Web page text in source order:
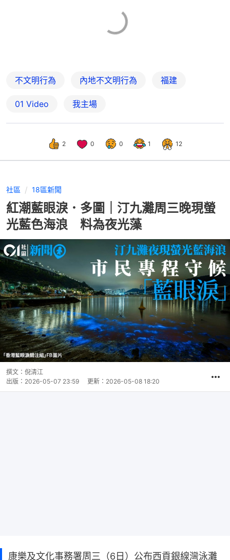
不文明行為 內地不文明行為 福建
01 Video 我主場
2 0 0 1 12
社區 18區新聞
紅潮藍眼淚．多圖｜汀九灘周三晚現螢
光藍色海浪 料為夜光藻
撰文： 倪清江
出版： 2026-05-07 23:59 更新： 2026-05-08 18:20
康樂及文化事務署周三（6日）公布西貢銀線灣泳灘